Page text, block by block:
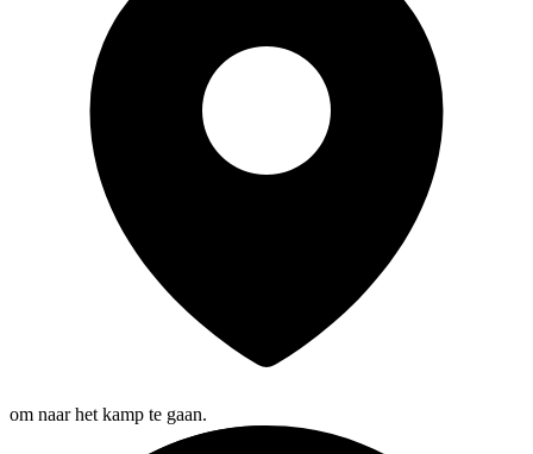
om naar het kamp te gaan.